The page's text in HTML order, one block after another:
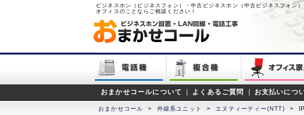
ビジネスホン（ビジネスフォン）・中古ビジネスホン（中古ビジネスフォン
オフィスのことならご相談ください！
おまかせコールについて よくあるご質問 お支払いにつ
おまかせコール > 外線系ユニット > エヌティーティー(NTT) >